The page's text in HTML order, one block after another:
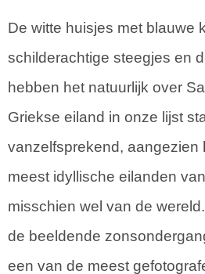
De witte huisjes met blauwe
schilderachtige steegjes en
hebben het natuurlijk over
Griekse eiland in onze lijst
vanzelfsprekend, aangezien
meest idyllische eilanden
misschien wel van de
de beeldende
een van de meest